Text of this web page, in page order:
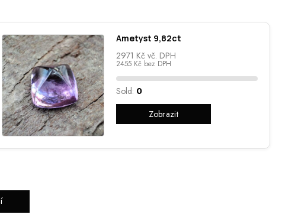
Ametyst 9,82ct
2971 Kč vč. DPH
2455 Kč bez DPH
Sold: 0
Zobrazit